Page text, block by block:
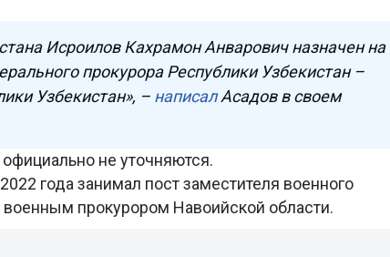
Исроилов Кахрамон Анварович назначен на
прокурора Республики Узбекистан –
Узбекистан», – написалАсадов в своем
не уточняются.
года занимал пост заместителя военного
военным прокурором Навоийской области.